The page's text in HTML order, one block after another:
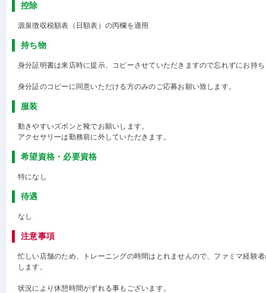
控除
源泉徴収税額表（日額表）の丙欄を適用
持ち物
身分証明書は来店時に提示、コピーさせていただきますので忘れずにお持
身分証のコピーに同意いただける方のみのご応募お願い致します。
服装
動きやすいズボンと靴でお願いします。
アクセサリーは勤務前に外していただきます。
希望資格・必要資格
特になし
待遇
なし
注意事項
忙しい店舗のため、トレーニングの時間はとれませんので、ファミマ経験
します。
状況により休憩時間がずれる事もございます。